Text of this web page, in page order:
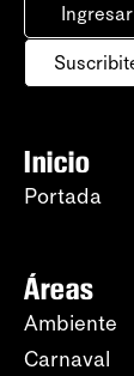
Ingresar
Inicio
Portada
Áreas
Ambiente
Carnaval